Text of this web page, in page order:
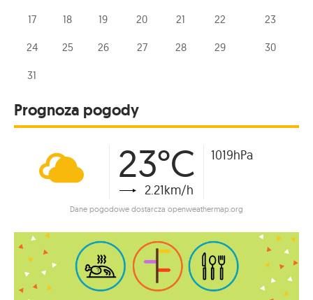
17 18 19 20 21 22 23
24 25 26 27 28 29 30
31
Prognoza pogody
23°C
2.21km/h
1019hPa
Dane pogodowe dostarcza openweathermap.org